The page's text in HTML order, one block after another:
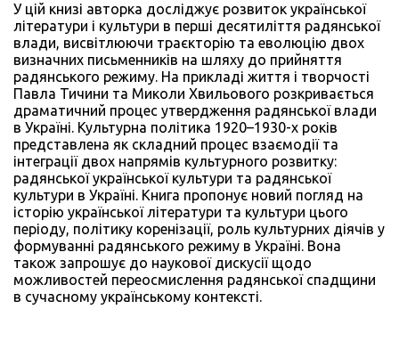
У цій книзі авторка досліджує розвиток української
літератури і культури в перші десятиліття радянської
влади, висвітлюючи траєкторію та еволюцію двох
визначних письменників на шляху до прийняття
радянського режиму. На прикладі життя і творчості
Павла Тичини та Миколи Хвильового розкривається
драматичний процес утвердження радянської влади
в Україні. Культурна політика 1920–1930-х років
представлена як складний процес взаємодії та
інтеграції двох напрямів культурного розвитку:
радянської української культури та радянської
культури в Україні. Книга пропонує новий погляд на
історію української літератури та культури цього
періоду, політику коренізації, роль культурних діячів у
формуванні радянського режиму в Україні. Вона
також запрошує до наукової дискусії щодо
можливостей переосмислення радянської спадщини
в сучасному українському контексті.